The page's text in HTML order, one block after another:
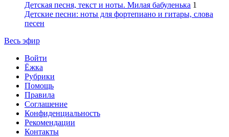
Детская песня, текст и ноты. Милая бабуленька 1
Детские песни: ноты для фортепиано и гитары, слова
песен
Весь эфир
Войти
Ёжка
Рубрики
Помощь
Правила
Соглашение
Конфиденциальность
Рекомендации
Контакты